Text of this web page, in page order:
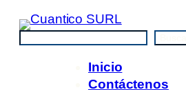
Saltar
contenido
Inicio
Contáctenos